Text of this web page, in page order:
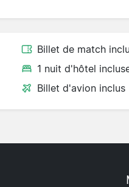
Billet de match
1 nuit d'hôtel
Billet d'avion inclus